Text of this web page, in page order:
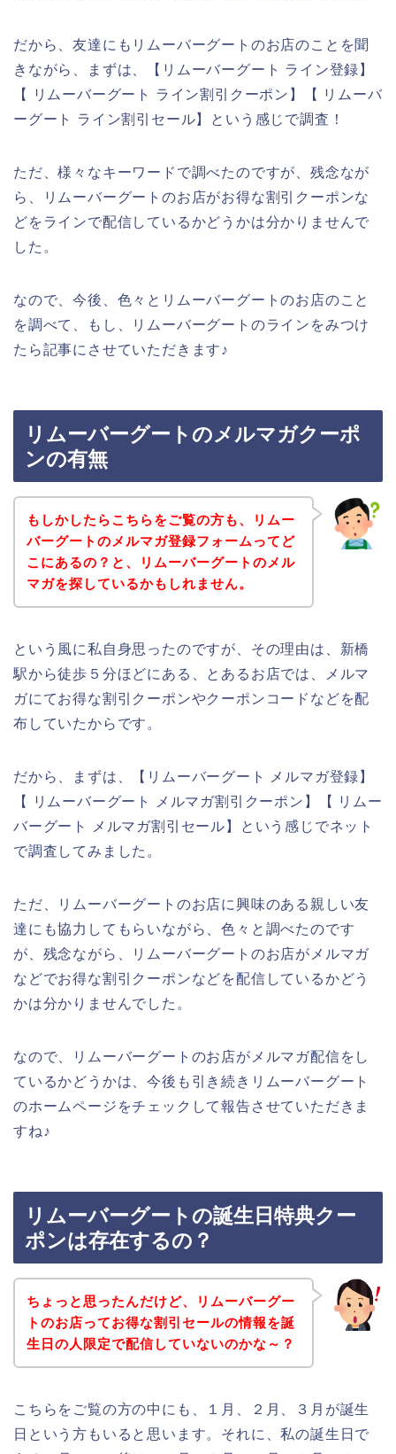
だから、友達にもリムーバーグートのお店のことを聞
きながら、まずは、【リムーバーグート ライン登録】
【 リムーバーグート ライン割引クーポン】【 リムーバ
ーグート ライン割引セール】という感じで調査！
ただ、様々なキーワードで調べたのですが、残念なが
ら、リムーバーグートのお店がお得な割引クーポンな
どをラインで配信しているかどうかは分かりませんで
した。
なので、今後、色々とリムーバーグートのお店のこと
を調べて、もし、リムーバーグートのラインをみつけ
たら記事にさせていただきます♪
リムーバーグートのメルマガクーポ
ンの有無
もしかしたらこちらをご覧の方も、リムー
バーグートのメルマガ登録フォームってど
こにあるの？と、リムーバーグートのメル
マガを探しているかもしれません。
という風に私自身思ったのですが、その理由は、新橋
駅から徒歩５分ほどにある、とあるお店では、メルマ
ガにてお得な割引クーポンやクーポンコードなどを配
布していたからです。
だから、まずは、【リムーバーグート メルマガ登録】
【 リムーバーグート メルマガ割引クーポン】【 リムー
バーグート メルマガ割引セール】という感じでネット
で調査してみました。
ただ、リムーバーグートのお店に興味のある親しい友
達にも協力してもらいながら、色々と調べたのです
が、残念ながら、リムーバーグートのお店がメルマガ
などでお得な割引クーポンなどを配信しているかどう
かは分かりませんでした。
なので、リムーバーグートのお店がメルマガ配信をし
ているかどうかは、今後も引き続きリムーバーグート
のホームページをチェックして報告させていただきま
すね♪
リムーバーグートの誕生日特典クー
ポンは存在するの？
ちょっと思ったんだけど、リムーバーグー
トのお店ってお得な割引セールの情報を誕
生日の人限定で配信していないのかな～？
こちらをご覧の方の中にも、１月、２月、３月が誕生
日という方もいると思います。それに、私の誕生日で